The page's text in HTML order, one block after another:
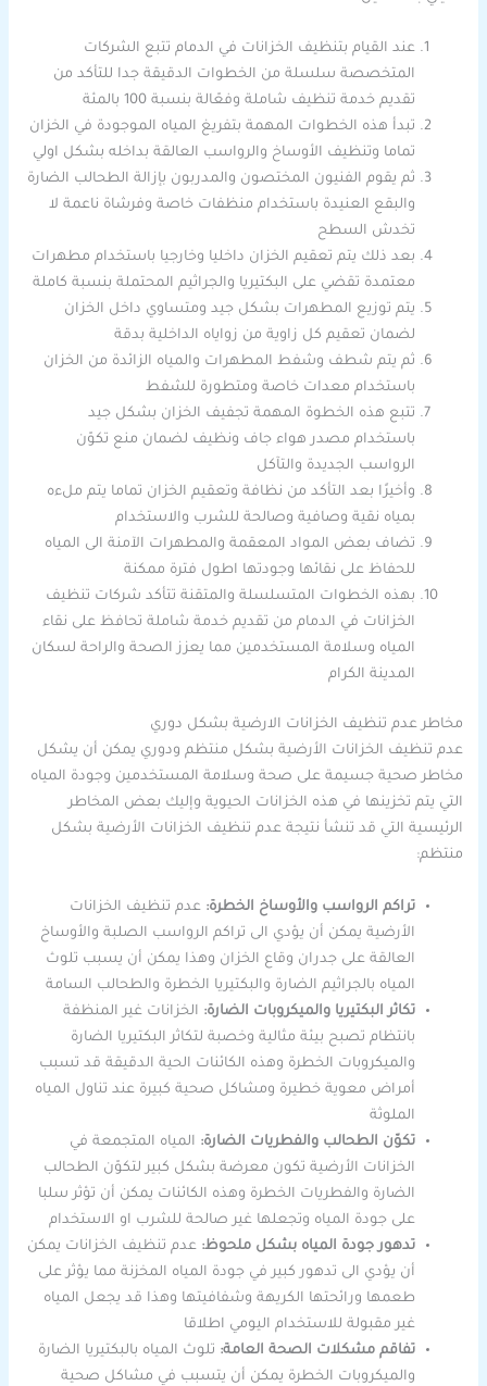
عند القيام بتنظيف الخزانات في الدمام تتبع الشركات
المتخصصة سلسلة من الخطوات الدقيقة جدا للتأكد من
تقديم خدمة تنظيف شاملة وفعّالة بنسبة 100 بالمئة
تبدأ هذه الخطوات المهمة بتفريغ المياه الموجودة في الخزان
تماما وتنظيف الأوساخ والرواسب العالقة بداخله بشكل اولي
ثم يقوم الفنيون المختصون والمدربون بإزالة الطحالب الضارة
والبقع العنيدة باستخدام منظفات خاصة وفرشاة ناعمة لا
تخدش السطح
بعد ذلك يتم تعقيم الخزان داخليا وخارجيا باستخدام مطهرات
معتمدة تقضي على البكتيريا والجراثيم المحتملة بنسبة كاملة
يتم توزيع المطهرات بشكل جيد ومتساوي داخل الخزان
لضمان تعقيم كل زاوية من زواياه الداخلية بدقة
ثم يتم شطف وشفط المطهرات والمياه الزائدة من الخزان
باستخدام معدات خاصة ومتطورة للشفط
تتبع هذه الخطوة المهمة تجفيف الخزان بشكل جيد
باستخدام مصدر هواء جاف ونظيف لضمان منع تكوّن
الرواسب الجديدة والتآكل
وأخيرًا بعد التأكد من نظافة وتعقيم الخزان تماما يتم ملءه
بمياه نقية وصافية وصالحة للشرب والاستخدام
تضاف بعض المواد المعقمة والمطهرات الآمنة الى المياه
للحفاظ على نقائها وجودتها اطول فترة ممكنة
بهذه الخطوات المتسلسلة والمتقنة تتأكد شركات تنظيف
الخزانات في الدمام من تقديم خدمة شاملة تحافظ على نقاء
المياه وسلامة المستخدمين مما يعزز الصحة والراحة لسكان
المدينة الكرام
مخاطر عدم تنظيف الخزانات الارضية بشكل دوري
عدم تنظيف الخزانات الأرضية بشكل منتظم ودوري يمكن أن يشكل
مخاطر صحية جسيمة على صحة وسلامة المستخدمين وجودة المياه
التي يتم تخزينها في هذه الخزانات الحيوية وإليك بعض المخاطر
الرئيسية التي قد تنشأ نتيجة عدم تنظيف الخزانات الأرضية بشكل
منتظم:
تراكم الرواسب والأوساخ الخطرة: عدم تنظيف الخزانات
الأرضية يمكن أن يؤدي الى تراكم الرواسب الصلبة والأوساخ
العالقة على جدران وقاع الخزان وهذا يمكن أن يسبب تلوث
المياه بالجراثيم الضارة والبكتيريا الخطرة والطحالب السامة
تكاثر البكتيريا والميكروبات الضارة: الخزانات غير المنظفة
بانتظام تصبح بيئة مثالية وخصبة لتكاثر البكتيريا الضارة
والميكروبات الخطرة وهذه الكائنات الحية الدقيقة قد تسبب
أمراض معوية خطيرة ومشاكل صحية كبيرة عند تناول المياه
الملوثة
تكوّن الطحالب والفطريات الضارة: المياه المتجمعة في
الخزانات الأرضية تكون معرضة بشكل كبير لتكوّن الطحالب
الضارة والفطريات الخطرة وهذه الكائنات يمكن أن تؤثر سلبا
على جودة المياه وتجعلها غير صالحة للشرب او الاستخدام
تدهور جودة المياه بشكل ملحوظ: عدم تنظيف الخزانات يمكن
أن يؤدي الى تدهور كبير في جودة المياه المخزنة مما يؤثر على
طعمها ورائحتها الكريهة وشفافيتها وهذا قد يجعل المياه
غير مقبولة للاستخدام اليومي اطلاقا
تفاقم مشكلات الصحة العامة: تلوث المياه بالبكتيريا الضارة
والميكروبات الخطرة يمكن أن يتسبب في مشاكل صحية